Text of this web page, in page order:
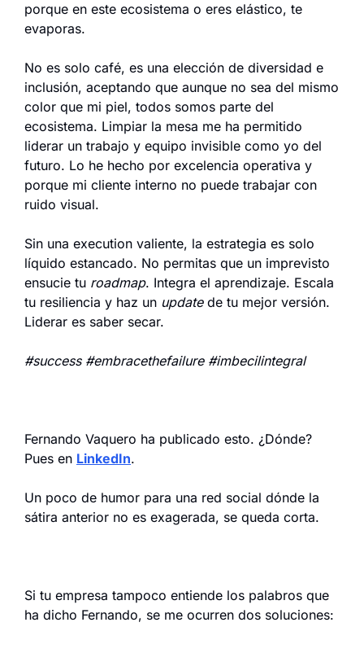
porque en este ecosistema o eres elástico, te
evaporas.
No es solo café, es una elección de diversidad e
inclusión, aceptando que aunque no sea del mismo
color que mi piel, todos somos parte del
ecosistema. Limpiar la mesa me ha permitido
liderar un trabajo y equipo invisible como yo del
futuro. Lo he hecho por excelencia operativa y
porque mi cliente interno no puede trabajar con
ruido visual.
Sin una execution valiente, la estrategia es solo
líquido estancado. No permitas que un imprevisto
ensucie tu roadmap. Integra el aprendizaje. Escala
tu resiliencia y haz un update de tu mejor versión.
Liderar es saber secar.
#success #embracethefailure #imbecilintegral
Fernando Vaquero ha publicado esto. ¿Dónde?
Pues en LinkedIn.
Un poco de humor para una red social dónde la
sátira anterior no es exagerada, se queda corta.
Si tu empresa tampoco entiende los palabros que
ha dicho Fernando, se me ocurren dos soluciones: